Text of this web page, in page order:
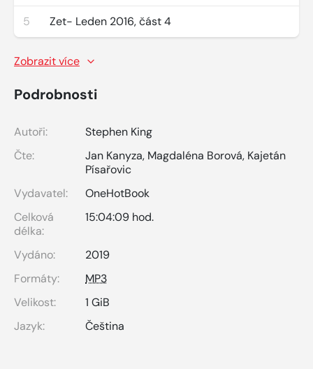
5 Zet- Leden 2016, část 4
Zobrazit více
Podrobnosti
Autoři:
Stephen King
Čte:
Jan Kanyza, Magdaléna Borová, Kajetán
Písařovic
Vydavatel:
OneHotBook
Celková
délka:
15:04:09 hod.
Vydáno:
2019
Formáty:
MP3
Velikost:
1 GiB
Jazyk:
Čeština